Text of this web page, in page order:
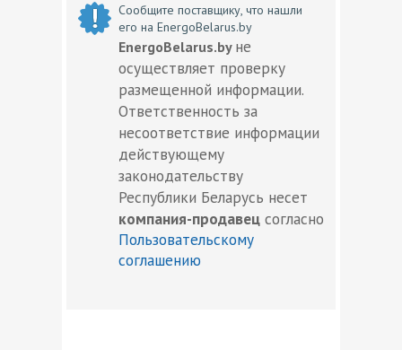
Сообщите поставщику, что нашли
его на EnergoBelarus.by
EnergoBelarus.by не
осуществляет проверку
размещенной информации.
Ответственность за
несоответствие информации
действующему
законодательству
Республики Беларусь несет
компания-продавец согласно
Пользовательскому
соглашению